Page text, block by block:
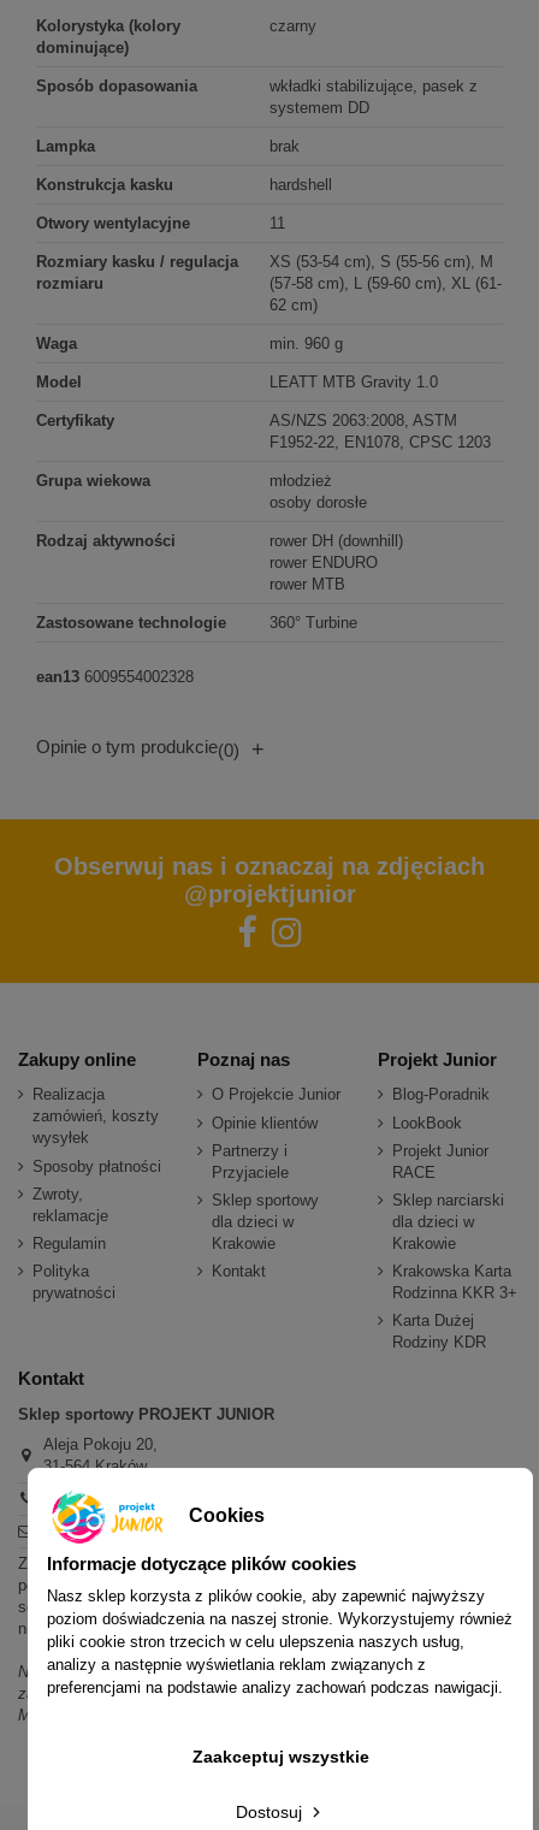
Kolorystyka (kolory
dominujące)
czarny
Sposób dopasowania
wkładki stabilizujące, pasek z
systemem DD
Lampka brak
Konstrukcja kasku hardshell
Otwory wentylacyjne 11
Rozmiary kasku / regulacja
rozmiaru
XS (53-54 cm), S (55-56 cm), M
(57-58 cm), L (59-60 cm), XL (61-
62 cm)
Waga min. 960 g
Model LEATT MTB Gravity 1.0
Certyfikaty
AS/NZS 2063:2008, ASTM
F1952-22, EN1078, CPSC 1203
Grupa wiekowa
młodzież
osoby dorosłe
Rodzaj aktywności
rower DH (downhill)
rower ENDURO
rower MTB
Zastosowane technologie 360° Turbine
ean13 6009554002328
Opinie o tym produkcie(0) +
Obserwuj nas i oznaczaj na zdjęciach
@projektjunior
Zakupy online
Realizacja
zamówień, koszty
wysyłek
Sposoby płatności
Zwroty,
reklamacje
Regulamin
Polityka
prywatności
Poznaj nas
O Projekcie Junior
Opinie klientów
Partnerzy i
Przyjaciele
Sklep sportowy
dla dzieci w
Krakowie
Kontakt
Projekt Junior
Blog-Poradnik
LookBook
Projekt Junior
RACE
Sklep narciarski
dla dzieci w
Krakowie
Krakowska Karta
Rodzinna KKR 3+
Karta Dużej
Rodziny KDR
Kontakt
Sklep sportowy PROJEKT JUNIOR
Aleja Pokoju 20,
31-564 Kraków
+48 600 779 897
sklep@projektjunior.pl
Zapraszamy do sklepu stacjonarnego:
poniedziałek - piątek: 11.00-19.00
sobota: 10.00-14.00
niedziela (każda): nieczynne
Nie odpowiadamy na wiadomości SMS. W sprawach dotyczących
zamówień i oferty prosimy o kontakt mailowy, telefoniczny lub przez
Messenger.
Cookies
Informacje dotyczące plików cookies
Nasz sklep korzysta z plików cookie, aby zapewnić najwyższy
poziom doświadczenia na naszej stronie. Wykorzystujemy również
pliki cookie stron trzecich w celu ulepszenia naszych usług,
analizy a następnie wyświetlania reklam związanych z
preferencjami na podstawie analizy zachowań podczas nawigacji.
Dostosuj
Zaakceptuj wszystkie